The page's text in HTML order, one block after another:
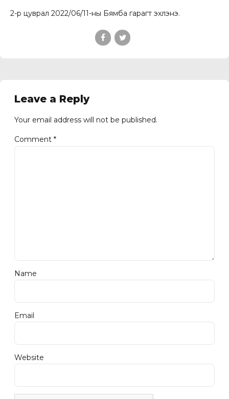
2-р цуврал 2022/06/11-ны Бямба гарагт эхлэнэ.
Leave a Reply
Your email address will not be published.
Comment *
Name
Email
Website